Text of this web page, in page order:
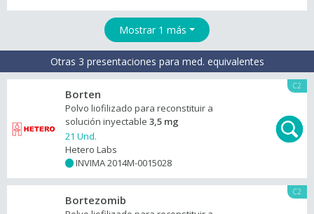
Mostrar 1 más
Otras 3 presentaciones para med. equivalentes
C2
Borten
Polvo liofilizado para reconstituir a
solución inyectable 3,5 mg
21 Und.
Hetero Labs
INVIMA 2014M-0015028
C2
Bortezomib